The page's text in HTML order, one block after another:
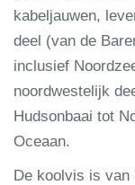
kabeljauwen,
deel (van de
inclusief
noordwestelijk
Hudsonbaai tot
Oceaan.
De koolvis is van